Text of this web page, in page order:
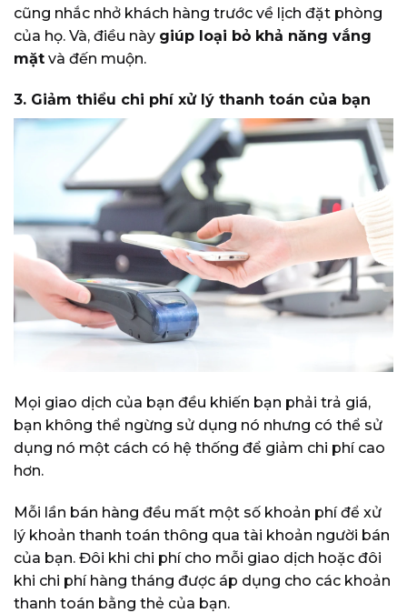
cũng nhắc nhở khách hàng trước về lịch đặt phòng
của họ. Và, điều này giúp loại bỏ khả năng vắng
mặt và đến muộn.
3. Giảm thiểu chi phí xử lý thanh toán của bạn
Mọi giao dịch của bạn đều khiến bạn phải trả giá,
bạn không thể ngừng sử dụng nó nhưng có thể sử
dụng nó một cách có hệ thống để giảm chi phí cao
hơn.
Mỗi lần bán hàng đều mất một số khoản phí để xử
lý khoản thanh toán thông qua tài khoản người bán
của bạn. Đôi khi chi phí cho mỗi giao dịch hoặc đôi
khi chi phí hàng tháng được áp dụng cho các khoản
thanh toán bằng thẻ của bạn.